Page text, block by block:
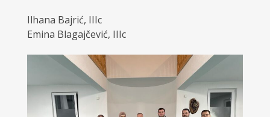
Ilhana Bajrić, IIIc
Emina Blagajčević, IIIc